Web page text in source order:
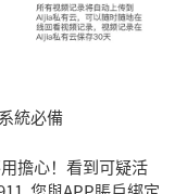
統必備
擔心！看到可疑活